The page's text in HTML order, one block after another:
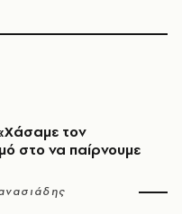
τον
στο να παίρνουμε